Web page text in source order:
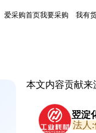
爱采购首页我要采购 我有
本文内容贡献来
翌淀
法人